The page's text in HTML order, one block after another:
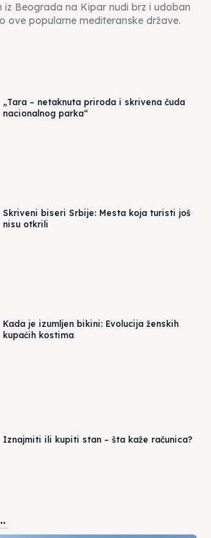
iz Beograda na Kipar nudi brz i udoban
ove popularne mediteranske države.
„Tara – netaknuta priroda i skrivena čuda
nacionalnog parka“
Skriveni biseri Srbije: Mesta koja turisti još
nisu otkrili
Kada je izumljen bikini: Evolucija ženskih
kupaćih kostima
Iznajmiti ili kupiti stan – šta kaže računica?